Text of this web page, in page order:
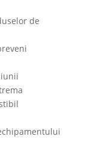
de